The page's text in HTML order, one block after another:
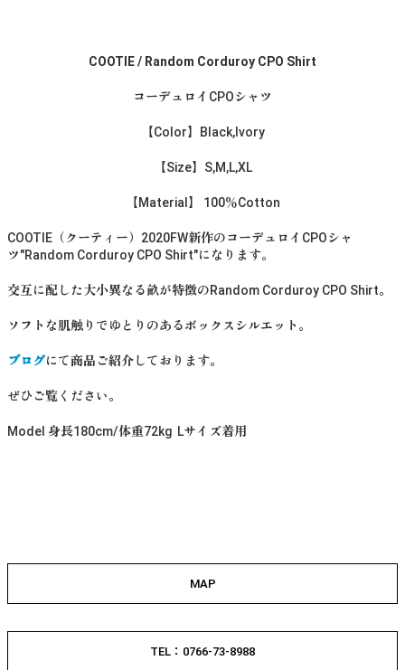
COOTIE / Random Corduroy CPO Shirt
コーデュロイCPOシャツ
【Color】Black,Ivory
【Size】S,M,L,XL
【Material】 100％Cotton
COOTIE（クーティー）2020FW新作のコーデュロイCPOシャ
ツ"Random Corduroy CPO Shirt"になります。
交互に配した大小異なる畝が特徴のRandom Corduroy CPO Shirt。
ソフトな肌触りでゆとりのあるボックスシルエット。
ブログにて商品ご紹介しております。
ぜひご覧ください。
Model 身長180cm/体重72kg Lサイズ着用
MAP
TEL：0766-73-8988